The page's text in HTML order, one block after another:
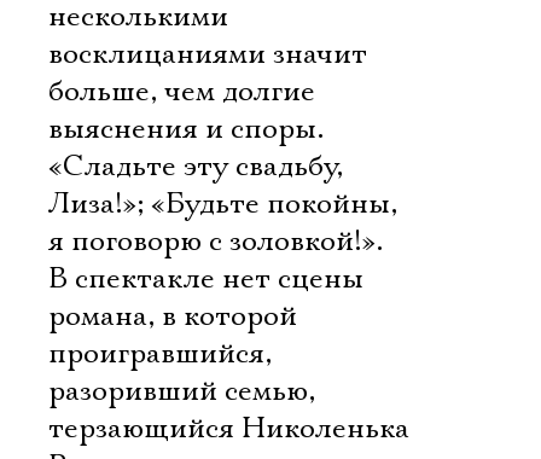
несколькими
восклицаниями значит
больше, чем долгие
выяснения и споры.
«Сладьте эту свадьбу,
Лиза!»; «Будьте покойны,
я поговорю с золовкой!».
В спектакле нет сцены
романа, в которой
проигравшийся,
разоривший семью,
терзающийся Николенька
Электропочта